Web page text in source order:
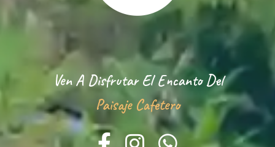
Ven A Disfrutar El Encanto Del
Paisaje Cafetero